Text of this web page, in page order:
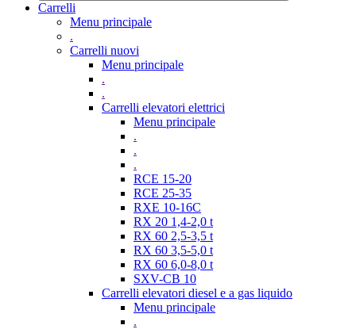
Carrelli
Menu principale
.
Carrelli nuovi
Menu principale
.
.
Carrelli elevatori elettrici
Menu principale
.
.
.
RCE 15-20
RCE 25-35
RXE 10-16C
RX 20 1,4-2,0 t
RX 60 2,5-3,5 t
RX 60 3,5-5,0 t
RX 60 6,0-8,0 t
SXV-CB 10
Carrelli elevatori diesel e a gas liquido
Menu principale
.